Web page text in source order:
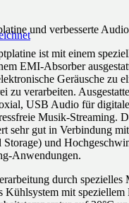
und verbesserte
ist mit einem
EMI-Absorber
Geräusche zu
zu verarbeiten.
USB Audio für
Musik-Streaming.
sehr gut in Verbindung
und
Anwendungen.
durch spezielles
Kühlsystem mit